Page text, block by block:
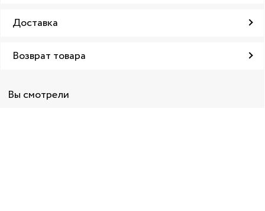
Доставка
Возврат товара
Вы смотрели